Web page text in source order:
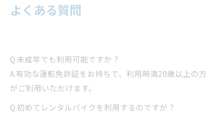
よくある質問
Q.未成年でも利用可能ですか？
A.有効な運転免許証をお持ちで、利用時満20歳以上の方
がご利用いただけます。
Q.初めてレンタルバイクを利用するのですが？